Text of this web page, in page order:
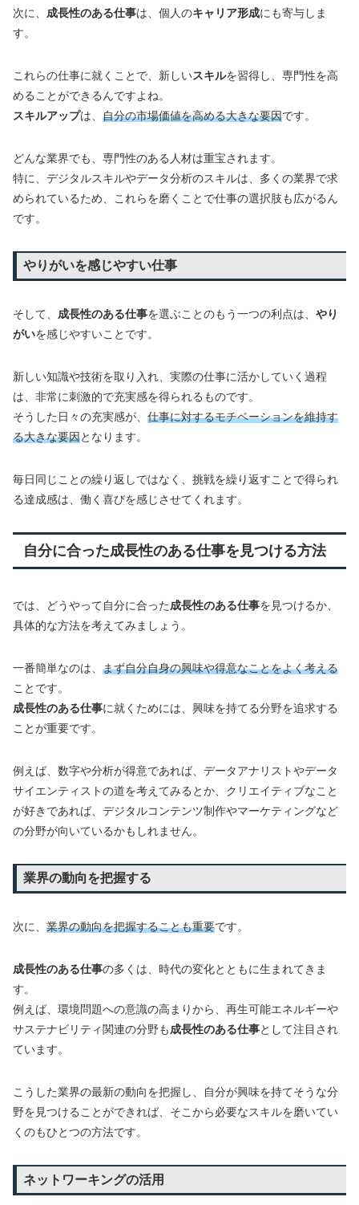
次に、 成長性のある仕事は、個人のキャリア形成にも寄与しま
す。
これらの仕事に就くことで、新しいスキルを習得し、専門性を高
めることができるんですよね。
スキルアップは、 自分の市場価値を高める大きな要因です。
どんな業界でも、専門性のある人材は重宝されます。
特に、デジタルスキルやデータ分析のスキルは、多くの業界で求
められているため、これらを磨くことで仕事の選択肢も広がるん
です。
やりがいを感じやすい仕事
そして、 成長性のある仕事を選ぶことのもう一つの利点は、 やり
がいを感じやすいことです。
新しい知識や技術を取り入れ、実際の仕事に活かしていく過程
は、非常に刺激的で充実感を得られるものです。
そうした日々の充実感が、 仕事に対するモチベーションを維持す
る大きな要因となります。
毎日同じことの繰り返しではなく、挑戦を繰り返すことで得られ
る達成感は、働く喜びを感じさせてくれます。
自分に合った成長性のある仕事を見つける方法
では、どうやって自分に合った成長性のある仕事を見つけるか、
具体的な方法を考えてみましょう。
一番簡単なのは、 まず自分自身の興味や得意なことをよく考える
ことです。
成長性のある仕事に就くためには、興味を持てる分野を追求する
ことが重要です。
例えば、数字や分析が得意であれば、データアナリストやデータ
サイエンティストの道を考えてみるとか、クリエイティブなこと
が好きであれば、デジタルコンテンツ制作やマーケティングなど
の分野が向いているかもしれません。
業界の動向を把握する
次に、 業界の動向を把握することも重要です。
成長性のある仕事の多くは、時代の変化とともに生まれてきま
す。
例えば、環境問題への意識の高まりから、再生可能エネルギーや
サステナビリティ関連の分野も成長性のある仕事として注目され
ています。
こうした業界の最新の動向を把握し、自分が興味を持てそうな分
野を見つけることができれば、そこから必要なスキルを磨いてい
くのもひとつの方法です。
ネットワーキングの活用